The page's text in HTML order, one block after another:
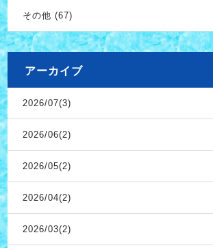
その他 (67)
アーカイブ
2026/07(3)
2026/06(2)
2026/05(2)
2026/04(2)
2026/03(2)